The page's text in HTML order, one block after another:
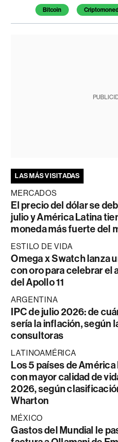
Bitcoin
LAS MÁS VISITADAS
MERCADOS
El precio del dólar se
julio y América Latina
moneda más fuerte del
ESTILO DE VIDA
Omega x Swatch lanza
con oro para celebrar el
del Apollo 11
ARGENTINA
IPC de julio 2026: de
sería la inflación, según
consultoras
LATINOAMÉRICA
Los 5 países de América
con mayor calidad de
2026, según
Wharton
MÉXICO
Gastos del Mundial le